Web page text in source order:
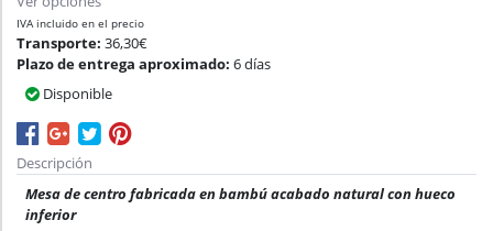
IVA incluido en el precio
Transporte: 36,30€
Plazo de entrega aproximado: 6 días
Disponible
Descripción
Mesa de centro fabricada en bambú acabado natural con hueco
inferior